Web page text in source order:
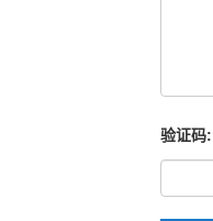
验证码: